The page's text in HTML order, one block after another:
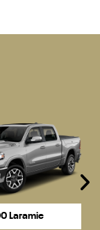
Laramie